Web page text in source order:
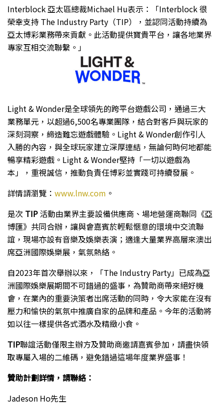
Interblock 亞太區總裁Michael Hu表示：「Interblock 很
榮幸支持 The Industry Party（TIP），並認同活動持續為
亞太博彩業務帶來貢獻。此活動提供寶貴平台，讓各地業界
專家互相交流聯繫。」
Light & Wonder是全球領先的跨平台遊戲公司，通過三大
業務單元，以超過6,500名專業團隊，結合對客戶與玩家的
深刻洞察，締造難忘遊戲體驗。Light & Wonder創作引人
入勝的內容，與全球玩家建立深厚連結，無論何時何地都能
暢享精彩遊戲。Light & Wonder堅持「一切以遊戲為
本」，重視誠信，推動負責任博彩並實踐可持續發展。
詳情請瀏覽： www.lnw.com 。
是次 TIP 活動由業界主要設備供應商、場地營運商聯同《亞
博匯》共同合辦，讓與會嘉賓於輕鬆愜意的環境中交流聯
誼，現場亦設有音樂及娛樂表演；適逢大量業界高層來澳出
席亞洲國際娛樂展，氣氛熱絡。
自2023年首次舉辦以來，「The Industry Party」已成為亞
洲國際娛樂展期間不可錯過的盛事，為贊助商帶來絕好機
會，在業內的重要決策者出席活動的同時，令大家能在沒有
壓力和愉快的氣氛中推廣自家的品牌和產品。今年的活動將
如以往一樣提供各式酒水及精緻小食。
TIP聯誼活動僅限主辦方及贊助商邀請嘉賓參加，請盡快領
取專屬入場的二維碼，避免錯過這場年度業界盛事！
贊助計劃詳情，請聯絡：
Jadeson Ho先生